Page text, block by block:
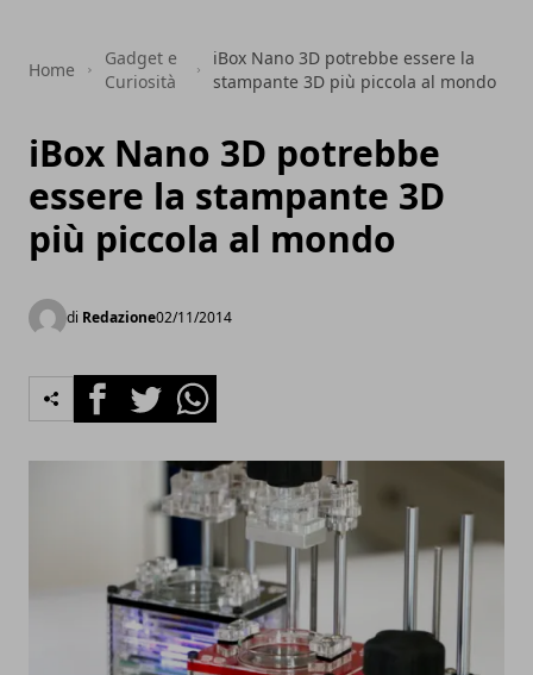
Home
Gadget e
Curiosità
iBox Nano 3D potrebbe essere la
stampante 3D più piccola al mondo
iBox Nano 3D potrebbe
essere la stampante 3D
più piccola al mondo
di Redazione02/11/2014
FacebookTwitterWhatsapp